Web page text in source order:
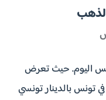
اليوم. حيث تعرض
بالدينار تونسي